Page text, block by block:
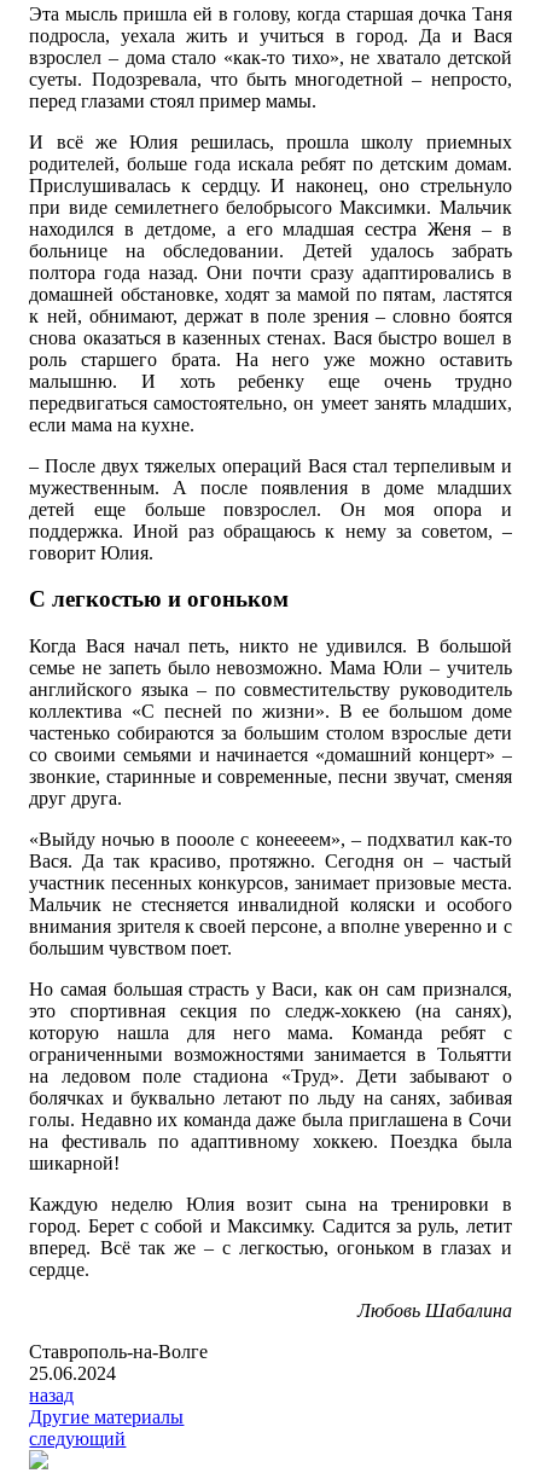
Эта мысль пришла ей в голову, когда старшая дочка Таня
подросла, уехала жить и учиться в город. Да и Вася
взрослел – дома стало «как-то тихо», не хватало детской
суеты. Подозревала, что быть многодетной – непросто,
перед глазами стоял пример мамы.
И всё же Юлия решилась, прошла школу приемных
родителей, больше года искала ребят по детским домам.
Прислушивалась к сердцу. И наконец, оно стрельнуло
при виде семилетнего белобрысого Максимки. Мальчик
находился в детдоме, а его младшая сестра Женя – в
больнице на обследовании. Детей удалось забрать
полтора года назад. Они почти сразу адаптировались в
домашней обстановке, ходят за мамой по пятам, ластятся
к ней, обнимают, держат в поле зрения – словно боятся
снова оказаться в казенных стенах. Вася быстро вошел в
роль старшего брата. На него уже можно оставить
малышню. И хоть ребенку еще очень трудно
передвигаться самостоятельно, он умеет занять младших,
если мама на кухне.
– После двух тяжелых операций Вася стал терпеливым и
мужественным. А после появления в доме младших
детей еще больше повзрослел. Он моя опора и
поддержка. Иной раз обращаюсь к нему за советом, –
говорит Юлия.
С легкостью и огоньком
Когда Вася начал петь, никто не удивился. В большой
семье не запеть было невозможно. Мама Юли – учитель
английского языка – по совместительству руководитель
коллектива «С песней по жизни». В ее большом доме
частенько собираются за большим столом взрослые дети
со своими семьями и начинается «домашний концерт» –
звонкие, старинные и современные, песни звучат, сменяя
друг друга.
«Выйду ночью в поооле с конеееем», – подхватил как-то
Вася. Да так красиво, протяжно. Сегодня он – частый
участник песенных конкурсов, занимает призовые места.
Мальчик не стесняется инвалидной коляски и особого
внимания зрителя к своей персоне, а вполне уверенно и с
большим чувством поет.
Но самая большая страсть у Васи, как он сам признался,
это спортивная секция по следж-хоккею (на санях),
которую нашла для него мама. Команда ребят с
ограниченными возможностями занимается в Тольятти
на ледовом поле стадиона «Труд». Дети забывают о
болячках и буквально летают по льду на санях, забивая
голы. Недавно их команда даже была приглашена в Сочи
на фестиваль по адаптивному хоккею. Поездка была
шикарной!
Каждую неделю Юлия возит сына на тренировки в
город. Берет с собой и Максимку. Садится за руль, летит
вперед. Всё так же – с легкостью, огоньком в глазах и
сердце.
Любовь Шабалина
Ставрополь-на-Волге
25.06.2024
назад
Другие материалы
следующий